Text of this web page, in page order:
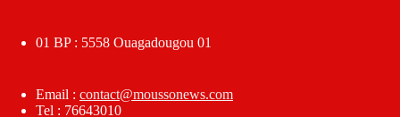
01 BP : 5558 Ouagadougou 01
Email : contact@moussonews.com
Tel : 76643010